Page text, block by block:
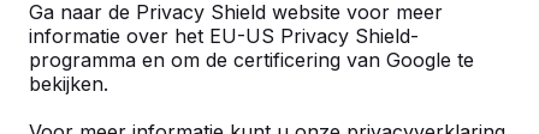
Ga naar de Privacy Shield website voor meer
informatie over het EU-US Privacy Shield-
programma en om de certificering van Google te
bekijken.Recente plaatsingen en